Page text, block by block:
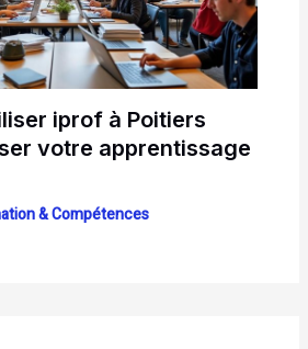
iprof à Poitiers
votre apprentissage
& Compétences